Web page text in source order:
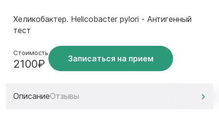
Хеликобактер. Helicobacter pylori - Антигенный
тест
Стоимость
2100₽ Записаться на прием
ОписаниеОтзывы